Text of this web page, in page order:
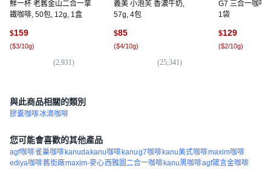
鮮一杯 老舊金山二合一拿
鐵咖啡, 50包, 12g, 1盒
$159
($3/10g)
(2,931)
義美 小泡芙 香濃牛奶,
57g, 4包
$85
($4/10g)
(25,341)
G7 三合一咖啡,
1袋
$129
($2/10g)
與此商品相關的類別
膠囊咖啡冰滴咖啡
您可能會喜歡的其他產品
agf咖啡雀巢咖啡 kanuda kanu咖啡 kanug7咖啡 kanu美式咖啡maxim咖啡
ediya咖啡舊街廠maxim-麥心西雅圖二合一咖啡 kanu黑咖啡agf箴言金咖啡